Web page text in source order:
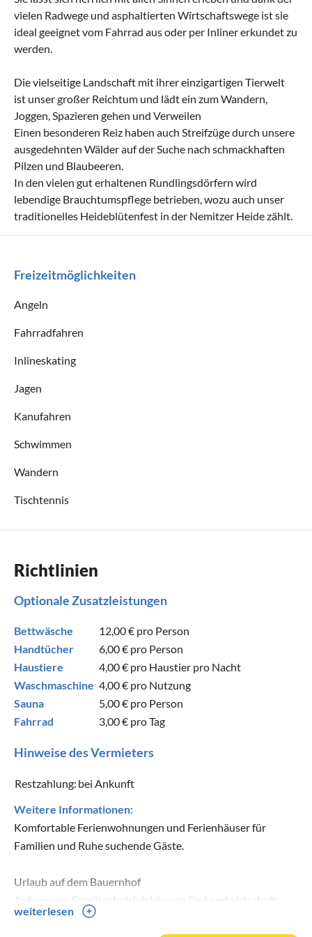
vielen Radwege und asphaltierten Wirtschaftswege ist sie
ideal geeignet vom Fahrrad aus oder per Inliner erkundet zu
werden.
Die vielseitige Landschaft mit ihrer einzigartigen Tierwelt
ist unser großer Reichtum und lädt ein zum Wandern,
Joggen, Spazieren gehen und Verweilen
Einen besonderen Reiz haben auch Streifzüge durch unsere
ausgedehnten Wälder auf der Suche nach schmackhaften
Pilzen und Blaubeeren.
In den vielen gut erhaltenen Rundlingsdörfern wird
lebendige Brauchtumspflege betrieben, wozu auch unser
traditionelles Heideblütenfest in der Nemitzer Heide zählt.
Freizeitmöglichkeiten
Angeln
Fahrradfahren
Inlineskating
Jagen
Kanufahren
Schwimmen
Wandern
Tischtennis
Richtlinien
Optionale Zusatzleistungen
Bettwäsche 12,00 € pro Person
Handtücher
6,00 € pro Person
Haustiere
4,00 € pro Haustier pro Nacht
Waschmaschine 4,00 € pro Nutzung
Sauna
5,00 € pro Person
Fahrrad
3,00 € pro Tag
Hinweise des Vermieters
Restzahlung: bei Ankunft
Weitere Informationen:
Komfortable Ferienwohnungen und Ferienhäuser für
Familien und Ruhe suchende Gäste.
Urlaub auf dem Bauernhof
Auf unserm Familienbetrieb können Sie Landwirtschaft
hautnah erleben, denn es ist ein lebendiger Bauernhof mit
weiterlesen